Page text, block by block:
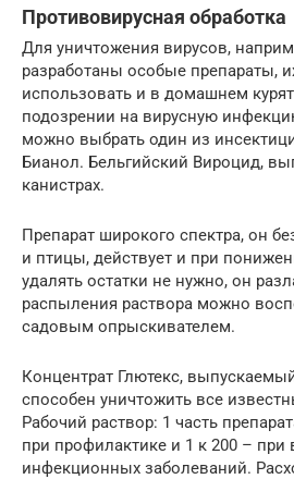
Противовирусная обработка
Для уничтожения вирусов,
разработаны особые препараты,
использовать и в домашнем
подозрении на вирусную
можно выбрать один из
Бианол. Бельгийский Вироцид,
канистрах.
Препарат широкого спектра, он
и птицы, действует и при
удалять остатки не нужно, он
распыления раствора можно
садовым опрыскивателем.
Концентрат Глютекс,
способен уничтожить все
Рабочий раствор: 1 часть
при профилактике и 1 к 200 –
инфекционных заболеваний.